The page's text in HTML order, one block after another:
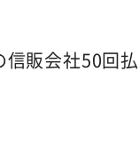
販会社50回